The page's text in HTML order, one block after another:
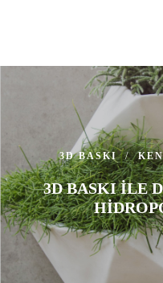
3D BASKI
3D BASKI ILE